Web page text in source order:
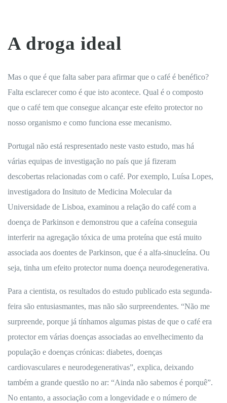
A droga ideal
Mas o que é que falta saber para afirmar que o café é benéfico?
Falta esclarecer como é que isto acontece. Qual é o composto
que o café tem que consegue alcançar este efeito protector no
nosso organismo e como funciona esse mecanismo.
Portugal não está respresentado neste vasto estudo, mas há
várias equipas de investigação no país que já fizeram
descobertas relacionadas com o café. Por exemplo, Luísa Lopes,
investigadora do Insituto de Medicina Molecular da
Universidade de Lisboa, examinou a relação do café com a
doença de Parkinson e demonstrou que a cafeína conseguia
interferir na agregação tóxica de uma proteína que está muito
associada aos doentes de Parkinson, que é a alfa-sinucleína. Ou
seja, tinha um efeito protector numa doença neurodegenerativa.
Para a cientista, os resultados do estudo publicado esta segunda-
feira são entusiasmantes, mas não são surpreendentes. “Não me
surpreende, porque já tínhamos algumas pistas de que o café era
protector em várias doenças associadas ao envelhecimento da
população e doenças crónicas: diabetes, doenças
cardiovasculares e neurodegenerativas”, explica, deixando
também a grande questão no ar: “Ainda não sabemos é porquê”.
No entanto, a associação com a longevidade e o número de